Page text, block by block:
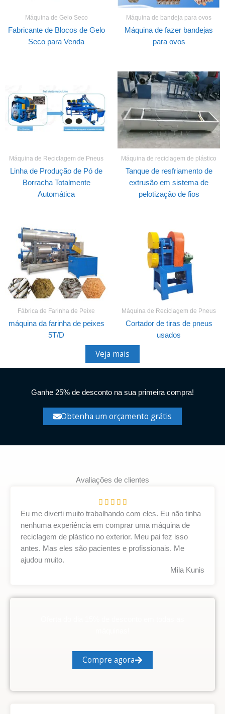
Máquina de Gelo Seco
Fabricante de Blocos de Gelo
Seco para Venda
Máquina de bandeja para ovos
Máquina de fazer bandejas
para ovos
Máquina de Reciclagem de Pneus
Linha de Produção de Pó de
Borracha Totalmente
Automática
Máquina de reciclagem de plástico
Tanque de resfriamento de
extrusão em sistema de
pelotização de fios
Fábrica de Farinha de Peixe
máquina da farinha de peixes
5T/D
Máquina de Reciclagem de Pneus
Cortador de tiras de pneus
usados
Veja mais
Ganhe 25% de desconto na sua primeira compra!
Obtenha um orçamento grátis
Avaliações de clientes
    A
v
a
l
i
5
Eu me diverti muito trabalhando com eles. Eu não tinha
nenhuma experiência em comprar uma máquina de
reciclagem de plástico no exterior. Meu pai fez isso
antes. Mas eles são pacientes e profissionais. Me
ajudou muito.​
Mila Kunis
Compre agora